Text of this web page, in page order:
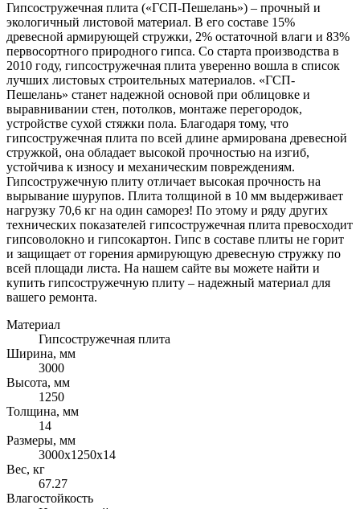
Гипсостружечная плита («ГСП-Пешелань») – прочный и
экологичный листовой материал. В его составе 15%
древесной армирующей стружки, 2% остаточной влаги и 83%
первосортного природного гипса. Со старта производства в
2010 году, гипсостружечная плита уверенно вошла в список
лучших листовых строительных материалов. «ГСП-
Пешелань» станет надежной основой при облицовке и
выравнивании стен, потолков, монтаже перегородок,
устройстве сухой стяжки пола. Благодаря тому, что
гипсостружечная плита по всей длине армирована древесной
стружкой, она обладает высокой прочностью на изгиб,
устойчива к износу и механическим повреждениям.
Гипсостружечную плиту отличает высокая прочность на
вырывание шурупов. Плита толщиной в 10 мм выдерживает
нагрузку 70,6 кг на один саморез! По этому и ряду других
технических показателей гипсостружечная плита превосходит
гипсоволокно и гипсокартон. Гипс в составе плиты не горит
и защищает от горения армирующую древесную стружку по
всей площади листа. На нашем сайте вы можете найти и
купить гипсостружечную плиту – надежный материал для
вашего ремонта.
Материал
Гипсостружечная плита
Ширина, мм
3000
Высота, мм
1250
Толщина, мм
14
Размеры, мм
3000х1250х14
Вес, кг
67.27
Влагостойкость